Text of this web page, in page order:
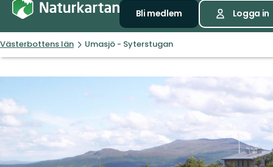
Bli medlem Logga in
Västerbottens län Umasjö - Syterstugan